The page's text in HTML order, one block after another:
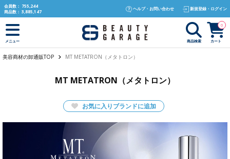
text.skipToContent
text.skipToNavigation
会員数： 755,244
商品数： 3,885,147
ヘルプ・お問い合わせ 新規登録・ログイン
メニュー 商品検索 カート
0
美容商材の卸通販TOP MT METATRON（メタトロン）
MT METATRON（メタトロン）
お気に入りブランドに追加